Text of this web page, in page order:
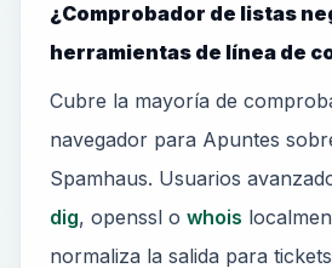
¿Comprobador de listas
herramientas de línea de
Cubre la mayoría de
navegador para Apuntes
Spamhaus. Usuarios
dig, openssl o whois
normaliza la salida para